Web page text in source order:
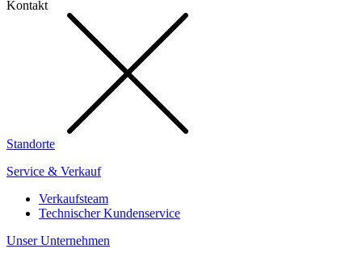
Kontakt
Standorte
Service & Verkauf
Verkaufsteam
Technischer Kundenservice
Unser Unternehmen